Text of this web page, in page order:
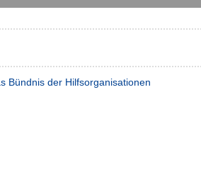
Bündnis der Hilfsorganisationen